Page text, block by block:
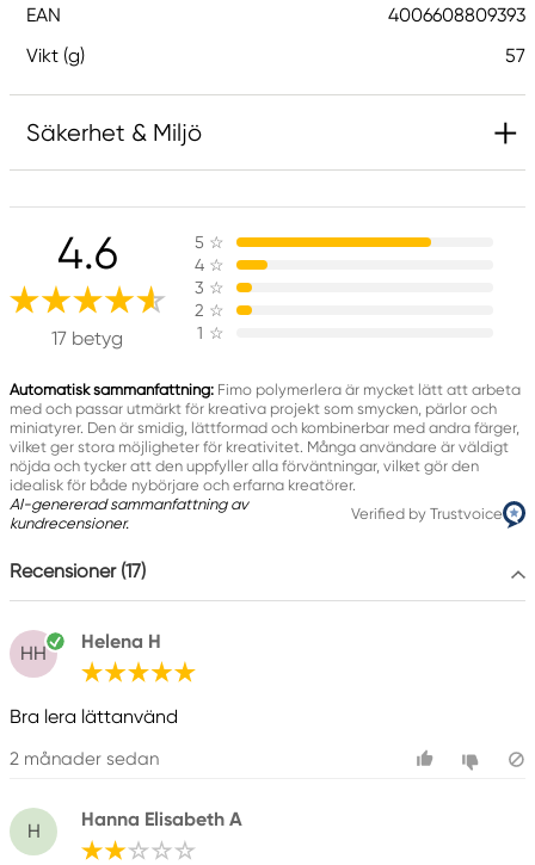
EAN
4006608809393
Vikt (g)
57
Säkerhet & Miljö
Ansvarig EU
FIMO
STEADTLER Mars BMbH & CO. KG
MOOSAECKERstr. 3
90427 Nuernberg, Germany
+49(0)9911
4.6
17 betyg
5 ☆
4 ☆
3 ☆
2 ☆
1 ☆
Automatisk sammanfattning: Fimo polymerlera är mycket lätt att arbeta
med och passar utmärkt för kreativa projekt som smycken, pärlor och
miniatyrer. Den är smidig, lättformad och kombinerbar med andra färger,
vilket ger stora möjligheter för kreativitet. Många användare är väldigt
nöjda och tycker att den uppfyller alla förväntningar, vilket gör den
idealisk för både nybörjare och erfarna kreatörer.
AI-genererad sammanfattning av
kundrecensioner.
Verified by Trustvoice
Recensioner (17)
HH
Helena H
Bra lera lättanvänd
2 månader sedan
H
Hanna Elisabeth A